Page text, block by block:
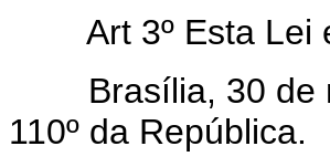
Art 3º Esta
Brasília, 30 de
110º da República.